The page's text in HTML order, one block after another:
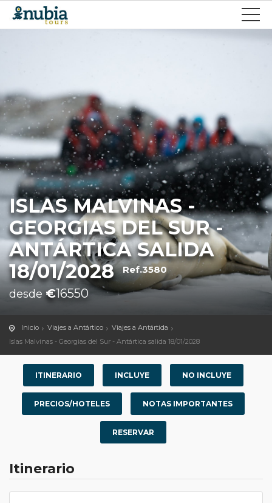
ISLAS MALVINAS -
GEORGIAS DEL SUR -
ANTÁRTICA SALIDA
18/01/2028 Ref.3580
desde€16550
Inicio Viajes a Antártico
Viajes a Antártida
Islas Malvinas - Georgias del Sur - Antártica salida 18/01/2028
ITINERARIO INCLUYE NO INCLUYE
PRECIOS/HOTELES NOTAS IMPORTANTES
RESERVAR
Itinerario